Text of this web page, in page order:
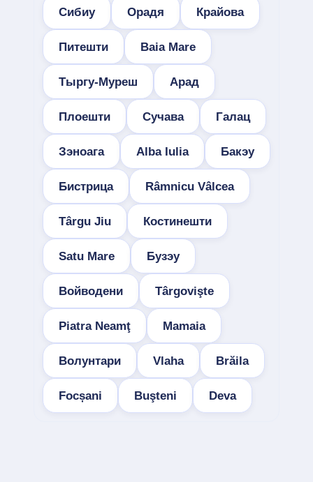
Сибиу Орадя Крайова
Питешти Baia Mare
Тыргу-Муреш Арад
Плоешти Сучава Галац
Зэноага Alba Iulia Бакэу
Бистрица Râmnicu Vâlcea
Târgu Jiu Костинешти
Satu Mare Бузэу
Войводени Târgovişte
Piatra Neamţ Mamaia
Волунтари Vlaha Brăila
Focșani Buşteni Deva